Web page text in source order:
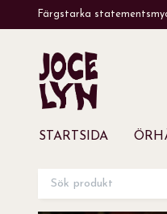
Färgstarka
STARTSIDA